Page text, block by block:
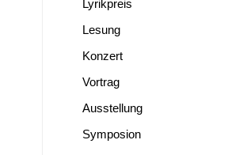
Lyrikpreis
Lesung
Konzert
Vortrag
Ausstellung
Symposion